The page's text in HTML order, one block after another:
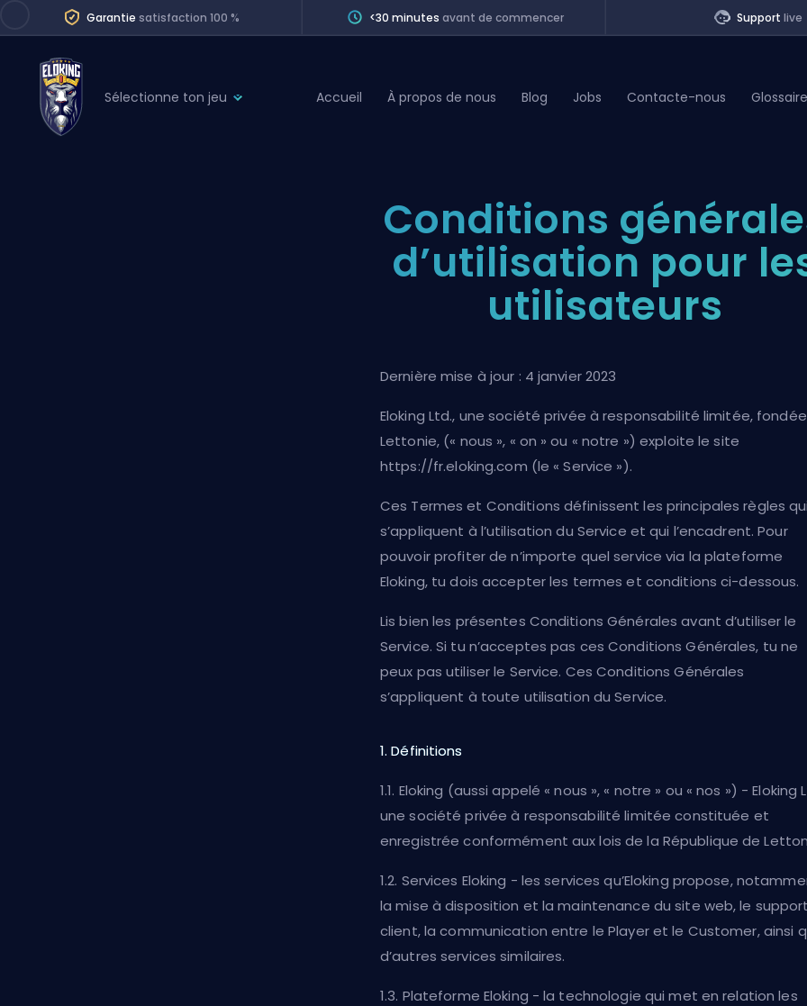
Garantie satisfaction 100 % <30 minutes avant de commencer Support live
Sélectionne ton jeu
Division Boost
Placements
Teammate
Accueil À propos de nous Blog Jobs Contacte-nous Glossaire
Conditions
d’utilisation pour
utilisateurs
Dernière mise à jour : 4 janvier 2023
Eloking Ltd., une société privée à responsabilité limitée,
Lettonie, (« nous », « on » ou « notre ») exploite le site
https://fr.eloking.com (le « Service »).
Ces Termes et Conditions définissent les principales règles qui
s’appliquent à l’utilisation du Service et qui l’encadrent. Pour
pouvoir profiter de n’importe quel service via la plateforme
Eloking, tu dois accepter les termes et conditions ci-dessous.
Lis bien les présentes Conditions Générales avant d’utiliser le
Service. Si tu n’acceptes pas ces Conditions Générales, tu ne
peux pas utiliser le Service. Ces Conditions Générales
s’appliquent à toute utilisation du Service.
1. Définitions
1.1. Eloking (aussi appelé « nous », « notre » ou « nos ») - Eloking
une société privée à responsabilité limitée constituée et
enregistrée conformément aux lois de la République de
1.2. Services Eloking - les services qu’Eloking propose,
la mise à disposition et la maintenance du site web, le support
client, la communication entre le Player et le Customer, ainsi
d’autres services similaires.
1.3. Plateforme Eloking - la technologie qui met en relation les